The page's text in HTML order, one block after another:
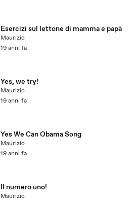
Esercizi sul lettone di mamma e papà
Maurizio
19 anni fa
Yes, we try!
Maurizio
19 anni fa
Yes We Can Obama Song
Maurizio
19 anni fa
Il numero uno!
Maurizio